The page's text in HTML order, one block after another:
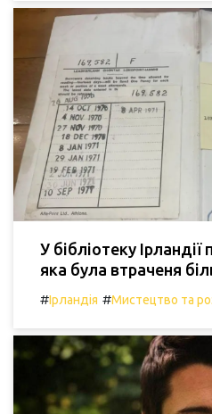
У бібліотеку
яка була втраченя
#Ірландія #Мистецтво та